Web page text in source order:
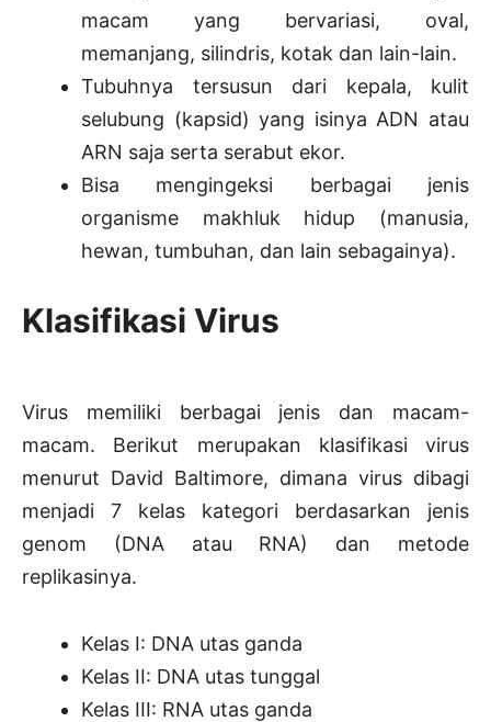
macam yang bervariasi, oval,
memanjang, silindris, kotak dan lain-lain.
Tubuhnya tersusun dari kepala, kulit
selubung (kapsid) yang isinya ADN atau
ARN saja serta serabut ekor.
Bisa mengingeksi berbagai jenis
organisme makhluk hidup (manusia,
hewan, tumbuhan, dan lain sebagainya).
Klasifikasi Virus
Virus memiliki berbagai jenis dan macam-
macam. Berikut merupakan klasifikasi virus
menurut David Baltimore, dimana virus dibagi
menjadi 7 kelas kategori berdasarkan jenis
genom (DNA atau RNA) dan metode
replikasinya.
Kelas I: DNA utas ganda
Kelas II: DNA utas tunggal
Kelas III: RNA utas ganda